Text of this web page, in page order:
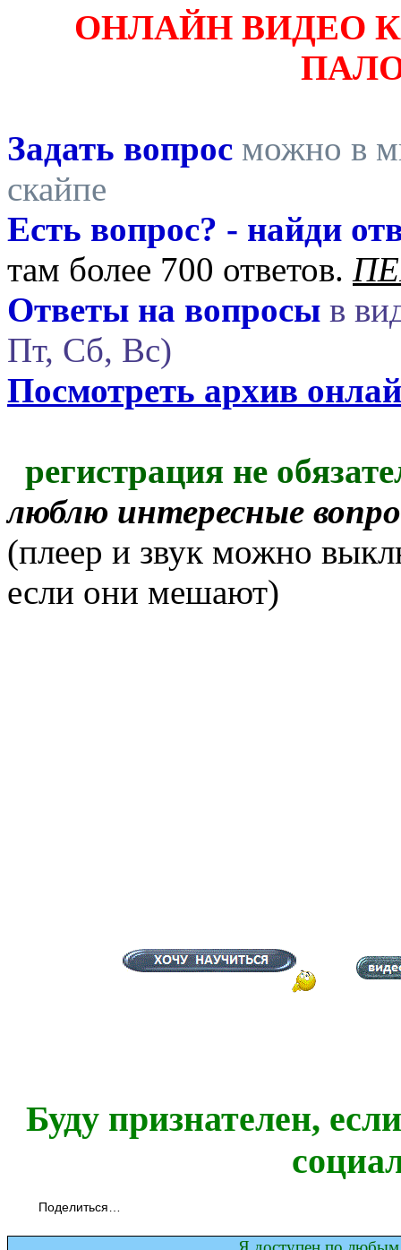
ОНЛАЙН ВИДЕО
Задать вопрос можно в
скайпе
Есть вопрос? - найди
там более 700 ответов.
Ответы на вопросы в
Пт, Сб, Вс)
Посмотреть архив
регистрация не
люблю интересные
(плеер и звук можно
если они мешают)
Буду признателен,
Поделиться…